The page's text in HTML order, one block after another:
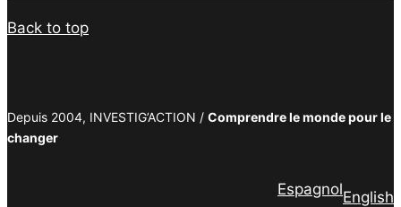
Back to top
Depuis 2004, INVESTIG’ACTION / Comprendre le monde pour le
changer
EspagnolEnglish